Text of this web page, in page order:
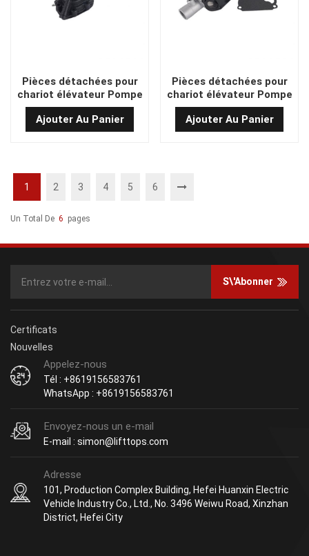
Pièces détachées pour
chariot élévateur Pompe
à eau hydraulique S4E
Ajouter Au Panier
Pièces détachées pour
chariot élévateur Pompe
à eau hydraulique KM-
99AS6S
Ajouter Au Panier
1 2 3 4 5 6
Un Total De 6 Pages
S\'abonner
Certificats
Nouvelles
Appelez-nous
Tél : +8619156583761
WhatsApp : +8619156583761
Envoyez-nous un e-mail
E-mail : simon@lifttops.com
Adresse
101, Production Complex Building, Hefei Huanxin Electric
Vehicle Industry Co., Ltd., No. 3496 Weiwu Road, Xinzhan
District, Hefei City